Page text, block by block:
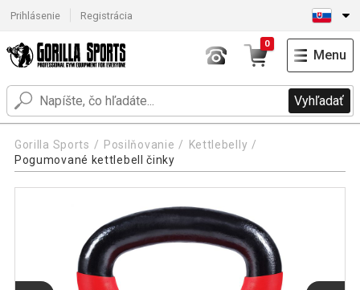
Prihlásenie Registrácia
Vyhľadať
0
Menu
Gorilla Sports Posilňovanie
Kettlebelly
Pogumované kettlebell činky